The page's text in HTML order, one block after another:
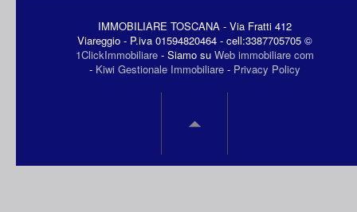
IMMOBILIARE TOSCANA - Via Fratti 412
Viareggio - P.iva 01594820464 - cell:3387705705 ©
1ClickImmobiliare- Siamo su Web immobiliare com
- Kiwi Gestionale Immobiliare- Privacy Policy